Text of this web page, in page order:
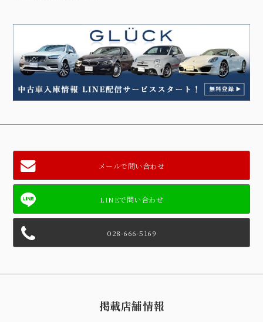
メールで問い合わせ
028-666-5169
掲載店舗情報